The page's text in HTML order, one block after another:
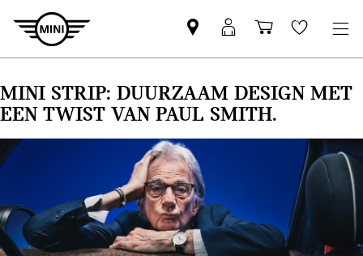
Vind
een
partner
MyMini
login
Wishlist
MINI STRIP: DUURZAAM DESIGN MET
EEN TWIST VAN PAUL SMITH.